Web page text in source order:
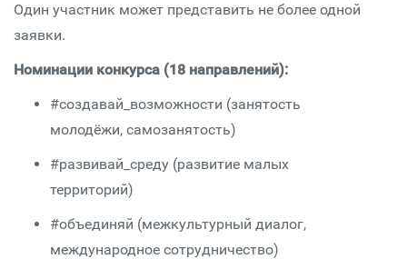
Один участник может представить не более одной
заявки.
Номинации конкурса (18 направлений):
#создавай_возможности (занятость
молодёжи, самозанятость)
#развивай_среду (развитие малых
территорий)
#объединяй (межкультурный диалог,
международное сотрудничество)